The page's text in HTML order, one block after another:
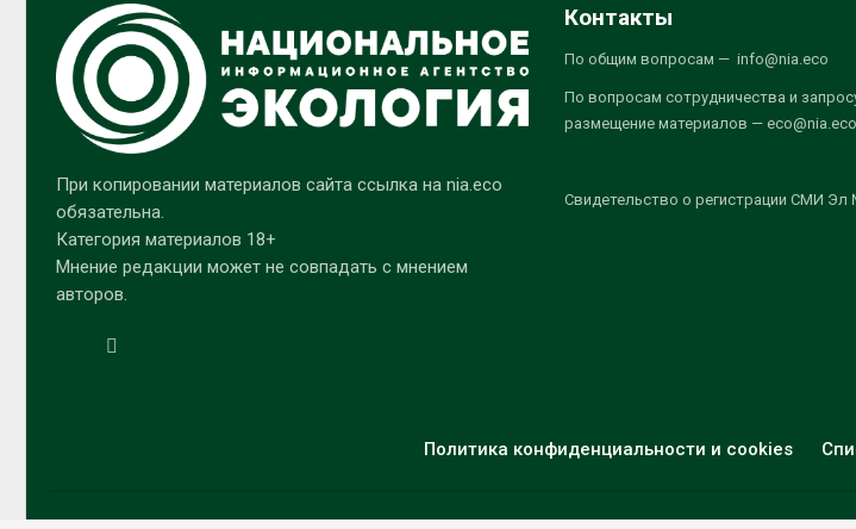
При копировании материалов сайта ссылка на nia.eco
обязательна.
Категория материалов 18+
Мнение редакции может не совпадать с мнением
авторов.
Контакты
По общим вопросам — info@nia.eco
По вопросам сотрудничества и
размещение материалов — eco@nia.eco
Свидетельство о регистрации СМИ Эл
Политика конфиденциальности и cookies